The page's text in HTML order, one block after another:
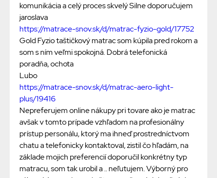
komunikácia a celý proces skvelý Silne doporučujem
jaroslava
https://matrace-snov.sk/d/matrac-fyzio-gold/17752
Gold Fyzio taštičkový matrac som kúpila pred rokom a
som s ním veľmi spokojná. Dobrá telefonická
poradňa, ochota
Lubo
https://matrace-snov.sk/d/matrac-aero-light-
plus/19416
Nepreferujem online nákupy pri tovare ako je matrac
avšak v tomto prípade vzhľadom na profesionálny
prístup personálu, ktorý ma ihneď prostredníctvom
chatu a telefonicky kontaktoval, zistil čo hľadám, na
základe mojich preferencií doporučil konkrétny typ
matracu, som tak urobil a .. neľutujem. Výborný pro